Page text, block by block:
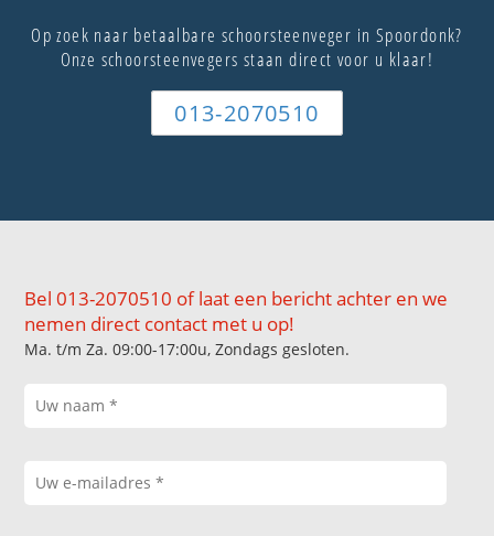
Op zoek naar betaalbare schoorsteenveger in Spoordonk?
Onze schoorsteenvegers staan direct voor u klaar!
013-2070510
Bel 013-2070510 of laat een bericht achter en we
nemen direct contact met u op!
Ma. t/m Za. 09:00-17:00u, Zondags gesloten.